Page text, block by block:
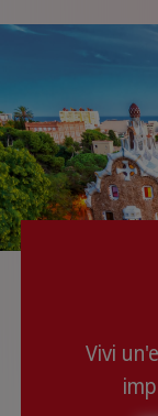
Vivi